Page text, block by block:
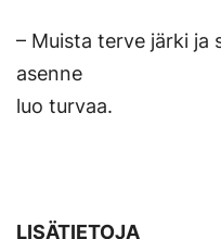
– Muista terve järki ja
asenne
luo turvaa.
LISÄTIETOJA